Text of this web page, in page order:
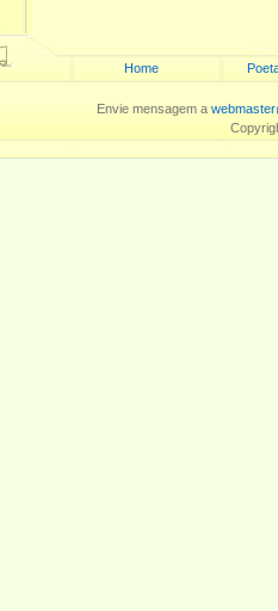
Home
Envie mensagem a